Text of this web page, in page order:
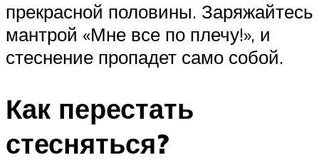
прекрасной половины. Заряжайтесь
мантрой «Мне все по плечу!», и
стеснение пропадет само собой.
Как перестать
стесняться?